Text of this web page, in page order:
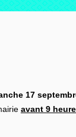
17
avant 9